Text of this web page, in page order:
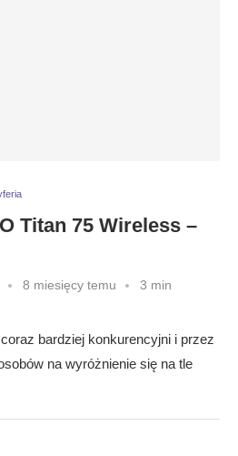
Titan 75 Wireless –
8 miesięcy temu
3 min
bardziej konkurencyjni i przez
na wyróżnienie się na tle